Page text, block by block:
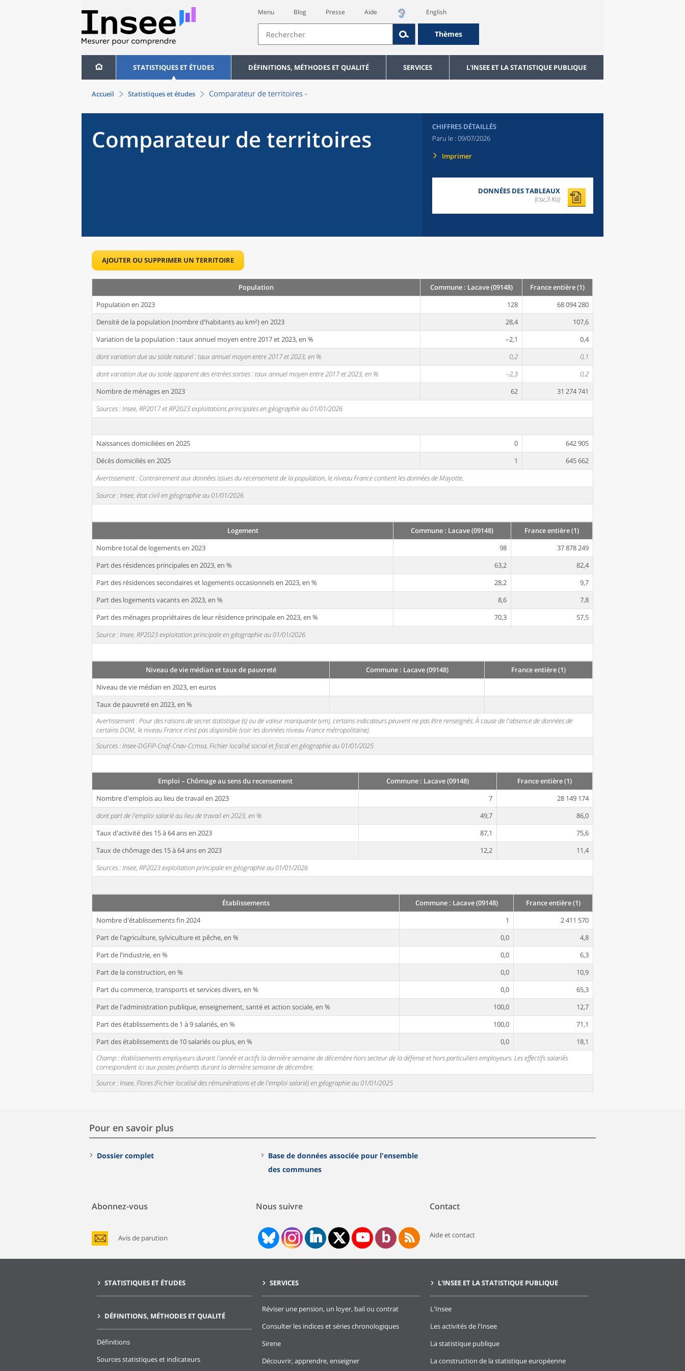
Menu Blog Presse Aide English
Thèmes
STATISTIQUES ET ÉTUDES DÉFINITIONS, MÉTHODES ET QUALITÉ SERVICES L'INSEE ET LA STATISTIQUE PUBLIQUE
Accueil Statistiques et études Comparateur de territoires -
Comparateur de territoires
CHIFFRES DÉTAILLÉS
Paru le : 09/07/2026
Imprimer
DONNÉES DES TABLEAUX
(csv,3 Ko)
AJOUTER OU SUPPRIMER UN TERRITOIRE
Population Commune : Lacave (09148)
France entière (1)
Population en 2023
128
68 094 280
Densité de la population (nombre d'habitants au km²) en 2023
28,4
107,6
Variation de la population : taux annuel moyen entre 2017 et 2023, en %
–2,1
0,4
dont variation due au solde naturel : taux annuel moyen entre 2017 et 2023, en %
0,2
0,1
dont variation due au solde apparent des entrées sorties : taux annuel moyen entre 2017 et 2023, en %
–2,3
0,2
Nombre de ménages en 2023
62
31 274 741
Sources : Insee, RP2017 et RP2023 exploitations principales en géographie au 01/01/2026
Naissances domiciliées en 2025 0
642 905
Décès domiciliés en 2025
1
645 662
Avertissement : Contrairement aux données issues du recensement de la population, le niveau France contient les données de Mayotte.
Source : Insee, état civil en géographie au 01/01/2026
Logement Commune : Lacave (09148)
France entière (1)
Nombre total de logements en 2023
98
37 878 249
Part des résidences principales en 2023, en %
63,2
82,4
Part des résidences secondaires et logements occasionnels en 2023, en %
28,2
9,7
Part des logements vacants en 2023, en %
8,6
7,8
Part des ménages propriétaires de leur résidence principale en 2023, en %
70,3
57,5
Source : Insee, RP2023 exploitation principale en géographie au 01/01/2026
Niveau de vie médian et taux de pauvreté Commune : Lacave (09148)
France entière (1)
Niveau de vie médian en 2023, en euros
Taux de pauvreté en 2023, en %
Avertissement : Pour des raisons de secret statistique (s) ou de valeur manquante (vm), certains indicateurs peuvent ne pas être renseignés. À cause de l'absence de données de
certains DOM, le niveau France n'est pas disponible (voir les données niveau France métropolitaine).
Sources : Insee-DGFiP-Cnaf-Cnav-Ccmsa, Fichier localisé social et fiscal en géographie au 01/01/2025
Emploi – Chômage au sens du recensement Commune : Lacave (09148)
France entière (1)
Nombre d'emplois au lieu de travail en 2023
7
28 149 174
dont part de l'emploi salarié au lieu de travail en 2023, en %
49,7
86,0
Taux d'activité des 15 à 64 ans en 2023
87,1
75,6
Taux de chômage des 15 à 64 ans en 2023
12,2
11,4
Sources : Insee, RP2023 exploitation principale en géographie au 01/01/2026
Établissements Commune : Lacave (09148)
France entière (1)
Nombre d'établissements fin 2024
1
2 411 570
Part de l'agriculture, sylviculture et pêche, en %
0,0
4,8
Part de l'industrie, en %
0,0
6,3
Part de la construction, en %
0,0
10,9
Part du commerce, transports et services divers, en %
0,0
65,3
Part de l'administration publique, enseignement, santé et action sociale, en %
100,0
12,7
Part des établissements de 1 à 9 salariés, en %
100,0
71,1
Part des établissements de 10 salariés ou plus, en %
0,0
18,1
Champ : établissements employeurs durant l'année et actifs la dernière semaine de décembre hors secteur de la défense et hors particuliers employeurs. Les effectifs salariés
correspondent ici aux postes présents durant la dernière semaine de décembre.
Source : Insee, Flores (Fichier localisé des rémunérations et de l'emploi salarié) en géographie au 01/01/2025
Pour en savoir plus
Dossier complet
Base de données associée pour l'ensemble
des communes
Abonnez-vous
Avis de parution
Nous suivre Contact
Aide et contact
STATISTIQUES ET ÉTUDES
DÉFINITIONS, MÉTHODES ET QUALITÉ
Définitions
Sources statistiques et indicateurs
SERVICES
Réviser une pension, un loyer, bail ou contrat
Consulter les indices et séries chronologiques
Sirene
Découvrir, apprendre, enseigner
L'INSEE ET LA STATISTIQUE PUBLIQUE
L'Insee
Les activités de l'Insee
La statistique publique
La construction de la statistique européenne